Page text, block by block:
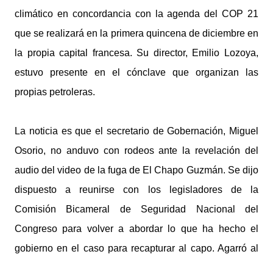
climático en concordancia con la agenda del COP 21
que se realizará en la primera quincena de diciembre en
la propia capital francesa. Su director, Emilio Lozoya,
estuvo presente en el cónclave que organizan las
propias petroleras.
La noticia es que el secretario de Gobernación, Miguel
Osorio, no anduvo con rodeos ante la revelación del
audio del video de la fuga de El Chapo Guzmán. Se dijo
dispuesto a reunirse con los legisladores de la
Comisión Bicameral de Seguridad Nacional del
Congreso para volver a abordar lo que ha hecho el
gobierno en el caso para recapturar al capo. Agarró al